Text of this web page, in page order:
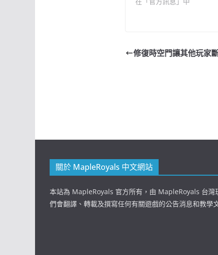
修復時空門讓其他玩家
關於 MapleRoyals 中文網站
本站為 MapleRoyals 官方所有，由 MapleRoyals 台灣
們會翻譯、轉載及撰寫任何有關遊戲的公告消息和教學